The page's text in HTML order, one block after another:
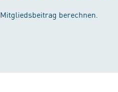
Mitgliedsbeitrag berechnen.